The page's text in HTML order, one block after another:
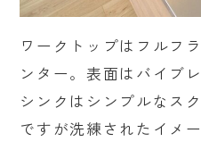
ワークトップはフルフ
ンター。表面はバイブ
シンクはシンプルなス
ですが洗練されたイメー